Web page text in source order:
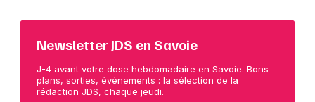
Newsletter JDS en Savoie
J-4 avant votre dose hebdomadaire en Savoie. Bons
plans, sorties, événements : la sélection de la
rédaction JDS, chaque jeudi.